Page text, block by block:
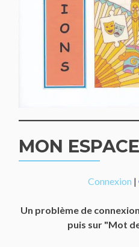
MON
Connexion |
Un problème de
puis sur "Mot